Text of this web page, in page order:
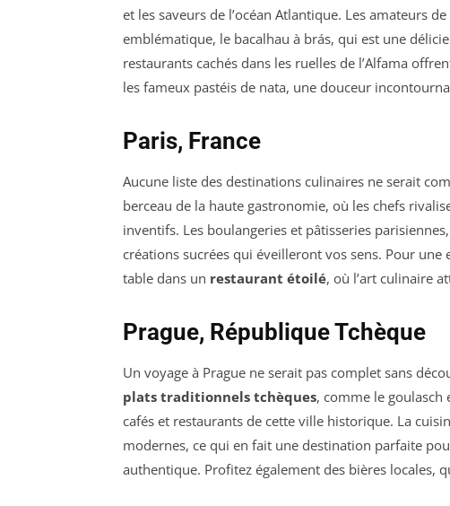
et les saveurs de l’océan Atlantique. Les amateurs
emblématique, le bacalhau à brás, qui est une
restaurants cachés dans les ruelles de l’Alfama
les fameux pastéis de nata, une douceur
Paris, France
Aucune liste des destinations culinaires ne serait
berceau de la haute gastronomie, où les chefs
inventifs. Les boulangeries et pâtisseries
créations sucrées qui éveilleront vos sens. Pour
table dans un restaurant étoilé, où l’art culinaire
Prague, République Tchèque
Un voyage à Prague ne serait pas complet sans
plats traditionnels tchèques, comme le
cafés et restaurants de cette ville historique. La
modernes, ce qui en fait une destination parfaite
authentique. Profitez également des bières locales,